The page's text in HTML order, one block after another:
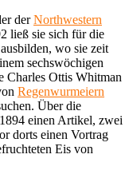
derNorthwestern
ließ sie sich für die
ausbilden, wo sie zeit
sechswöchigen
Charles Ottis Whitman
Regenwurmeiern
Über die
einen Artikel, zwei
dorts einen Vortrag
Eis von